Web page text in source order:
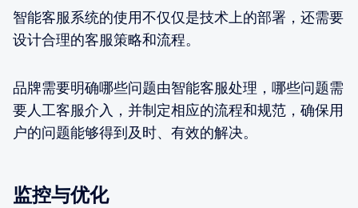
智能客服系统的使用不仅仅是技术上的部署，还需要
设计合理的客服策略和流程。
品牌需要明确哪些问题由智能客服处理，哪些问题需
要人工客服介入，并制定相应的流程和规范，确保用
户的问题能够得到及时、有效的解决。
监控与优化